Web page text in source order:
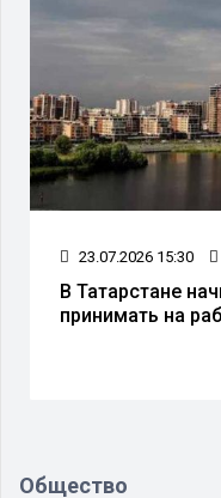
23.07.2026 15:30
В Татарстане
принимать на
Общество